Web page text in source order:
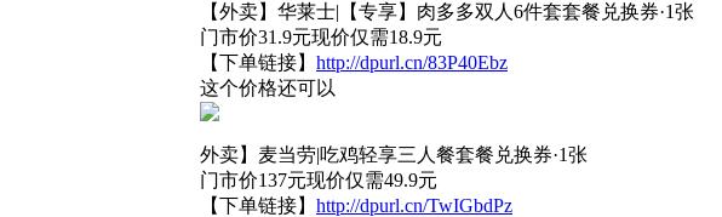
【外卖】华莱士|【专享】肉多多双人6件套套餐兑换券·1张
门市价31.9元现价仅需18.9元
【下单链接】 http://dpurl.cn/83P40Ebz
这个价格还可以
外卖】麦当劳|吃鸡轻享三人餐套餐兑换券·1张
门市价137元现价仅需49.9元
【下单链接】 http://dpurl.cn/TwIGbdPz